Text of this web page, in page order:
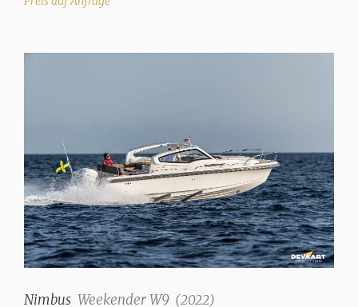
Radio/CD
+ zusätzlicher
Kühlschrank im Cockpit
Heizung
Heißluft (Eberspächer)
Maschine und Ausstattung
Nimbus Weekender W9 (2022)